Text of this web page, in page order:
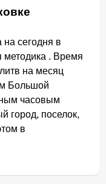
сегодня в
методика . Время
на месяц
Большой
часовым
город, поселок,
в